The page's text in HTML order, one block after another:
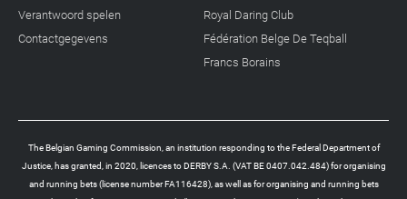
Verantwoord spelen
Contactgegevens
Royal Daring Club
Fédération Belge De Teqball
Francs Borains
The Belgian Gaming Commission, an institution responding to the Federal Department of
Justice, has granted, in 2020, licences to DERBY S.A. (VAT BE 0407.042.484) for organising
and running bets (license number FA116428), as well as for organising and running bets